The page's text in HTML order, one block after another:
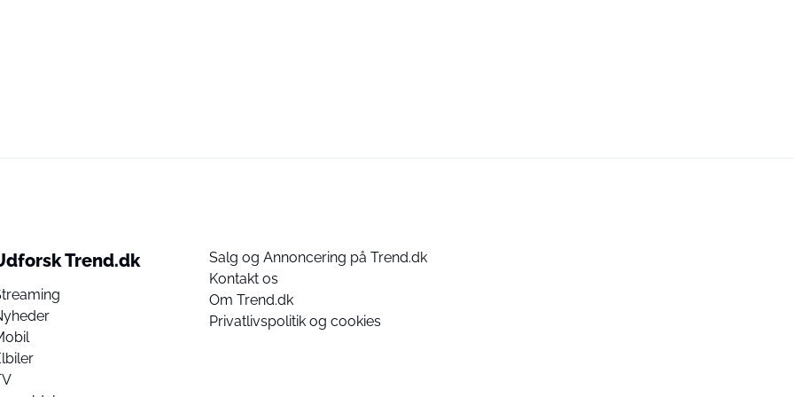
Trend.dk
Salg og Annoncering på Trend.dk
Kontakt os
Om Trend.dk
Privatlivspolitik og cookies